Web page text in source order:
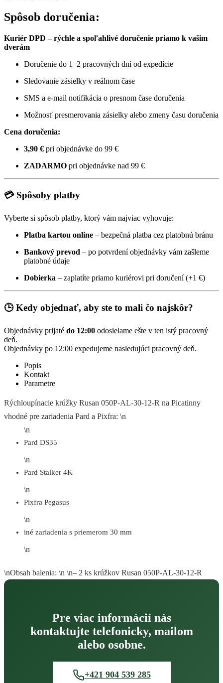
Spôsob doručenia:
Kuriér DPD – rýchle a spoľahlivé doručenie priamo k vašim
dverám
Doručenie do 1–2 pracovných dní od expedície
Sledovanie zásielky v reálnom čase
SMS a e-mail notifikácia o presnom čase doručenia
Možnosť presmerovania zásielky alebo zmeny času doručenia
Cena doručenia:
3,90 € pri objednávke do 99 €
ZADARMO pri objednávke nad 99 €
💳 Spôsoby platby
Vyberte si spôsob platby, ktorý vám najviac vyhovuje:
Platba kartou online – bezpečná platba cez platobnú bránu
Bankový prevod – po potvrdení objednávky vám zašleme
platobné údaje
Dobierka – zaplatíte priamo kuriérovi pri doručení (+1 €)
🕒 Kedy objednať, aby ste to mali čo najskôr?
Objednávky prijaté do 12:00 odosielame ešte v ten istý pracovný
deň.
Objednávky po 12:00 expedujeme nasledujúci pracovný deň.
Popis
Kontakt
Parametre
Rýchloupínacie krúžky Rusan 050P-AL-30-12-R na Picatinny
vhodné pre zariadenia Pard a Pixfra: \n
\n
Pard DS35
\n
Pard Stalker 4K
\n
Pixfra Pegasus
\n
iné zariadenia s priemerom 30 mm
\n
\nObsah balenia: \n \n– 2 ks krúžkov Rusan 050P-AL-30-12-R
Pre viac informácií nás
kontaktujte telefonicky, mailom
alebo osobne.
+421 904 539 285